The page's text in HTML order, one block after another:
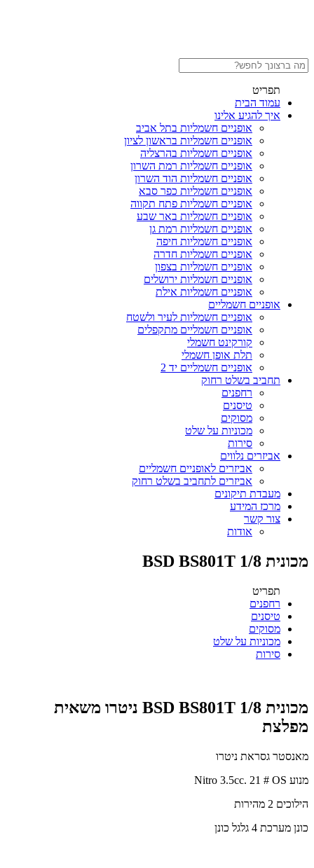
תפריט
עמוד הבית
איך להגיע אלינו
אופניים חשמליות בתל אביב
אופניים חשמליות בראשון לציון
אופניים חשמליות בהרצליה
אופניים חשמליות רמת השרון
אופניים חשמליות הוד השרון
אופניים חשמליות כפר סבא
אופניים חשמליות פתח תקווה
אופניים חשמליות באר שבע
אופניים חשמליות רמת גן
אופניים חשמליות חיפה
אופניים חשמליות חדרה
אופניים חשמליות בצפון
אופניים חשמליות ירושלים
אופניים חשמליות אילת
אופניים חשמליים
אופניים חשמליות לעיר ולשטח
אופניים חשמליים מתקפלים
קורקינט חשמלי
תלת אופן חשמלי
אופניים חשמליים יד 2
תחביב בשלט רחוק
רחפנים
טיסנים
מסוקים
מכוניות על שלט
סירות
אביזרים נלווים
אביזרים לאופניים חשמליים
אביזרים לתחביב בשלט רחוק
מעבדת תיקונים
מרכז המידע
צור קשר
אודות
מכונית BSD BS801T 1/8
תפריט
רחפנים
טיסנים
מסוקים
מכוניות על שלט
סירות
מכונית BSD BS801T 1/8 ניטרו משאית
מפלצת
מאנסטר גסראת ניטרו
מנוע Nitro 3.5cc. 21 # OS
הילוכים 2 מהירות
כונן מערכת 4 גלגל כונן